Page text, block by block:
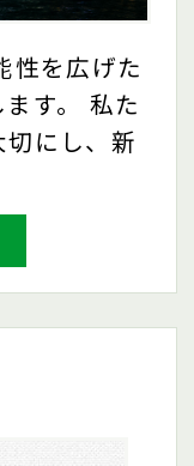
性を広げた
す。 私た
にし、新